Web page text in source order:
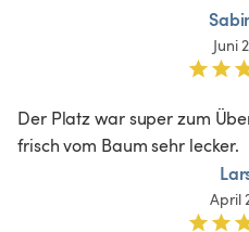
Juni
Der Platz war super zum
frisch vom Baum sehr lecker.
April